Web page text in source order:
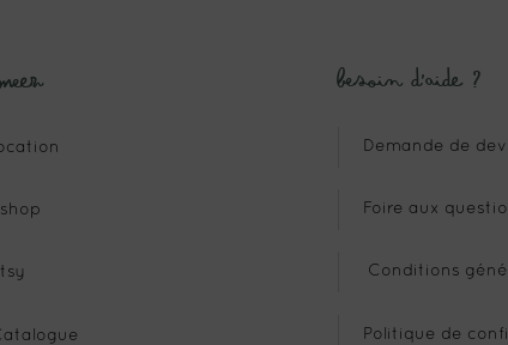
Besoin d’aide ?
Demande de
Foire aux
Conditions
Politique de